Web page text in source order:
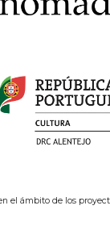
el ámbito de los